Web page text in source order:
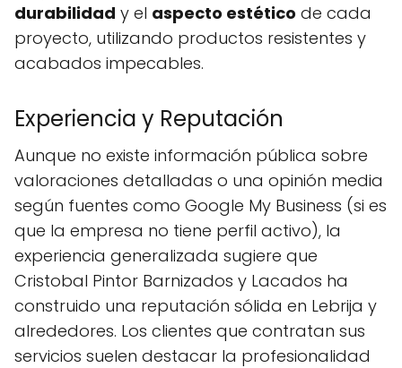
durabilidad y el aspecto estético de cada
proyecto, utilizando productos resistentes y
acabados impecables.
Experiencia y Reputación
Aunque no existe información pública sobre
valoraciones detalladas o una opinión media
según fuentes como Google My Business (si es
que la empresa no tiene perfil activo), la
experiencia generalizada sugiere que
Cristobal Pintor Barnizados y Lacados ha
construido una reputación sólida en Lebrija y
alrededores. Los clientes que contratan sus
servicios suelen destacar la profesionalidad